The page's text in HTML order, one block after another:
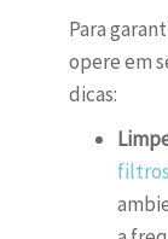
Para
opere em
dicas:
filtros